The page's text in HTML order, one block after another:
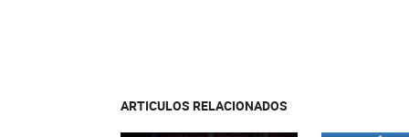
ARTICULOS RELACIONADOS